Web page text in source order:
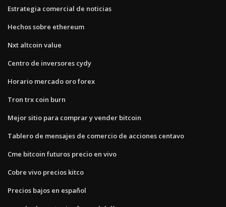
Estrategia comercial de noticias
Hechos sobre ethereum
Nxt altcoin value
Centro de inversores cydy
Horario mercado oro forex
Tron trx coin burn
Mejor sitio para comprar y vender bitcoin
Tablero de mensajes de comercio de acciones centavo
Cme bitcoin futuros precio en vivo
Cobre vivo precios kitco
Precios bajos en español